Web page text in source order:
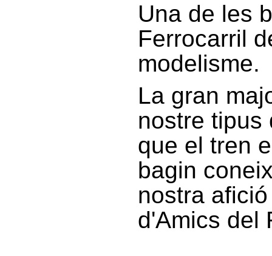
Una de les
Ferrocarril
modelisme.
La gran
nostre tipus
que el tren
bagin
nostra
d'Amics del